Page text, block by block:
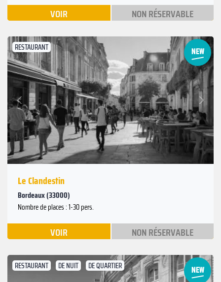
VOIR NON RÉSERVABLE
RESTAURANT
Précédent
Suivant
Le Clandestin
Bordeaux (33000)
Nombre de places : 1-30 pers.
VOIR NON RÉSERVABLE
RESTAURANT DE NUIT DE QUARTIER